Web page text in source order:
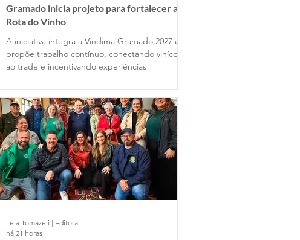
Gramado inicia projeto para fortalecer a
Rota do Vinho
A iniciativa integra a Vindima Gramado 2027 e
propõe trabalho contínuo, conectando vinícolas
ao trade e incentivando experiências
Tela Tomazeli | Editora
há 21 horas